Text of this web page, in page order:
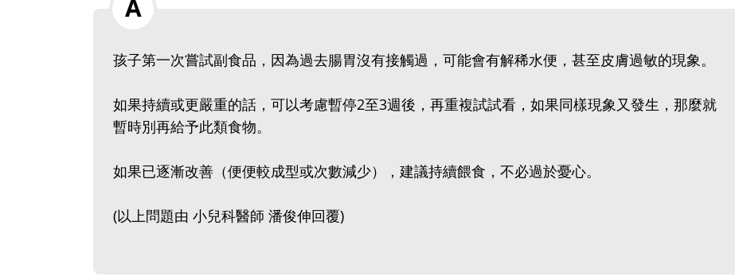
孩子第一次嘗試副食品，因為過去腸胃沒有接觸過，可能會有解稀水便，甚至皮膚過敏的現象。
如果持續或更嚴重的話，可以考慮暫停2至3週後，再重複試試看，如果同樣現象又發生，那麼就
暫時別再給予此類食物。
如果已逐漸改善（便便較成型或次數減少），建議持續餵食，不必過於憂心。
(以上問題由 小兒科醫師 潘俊伸回覆)